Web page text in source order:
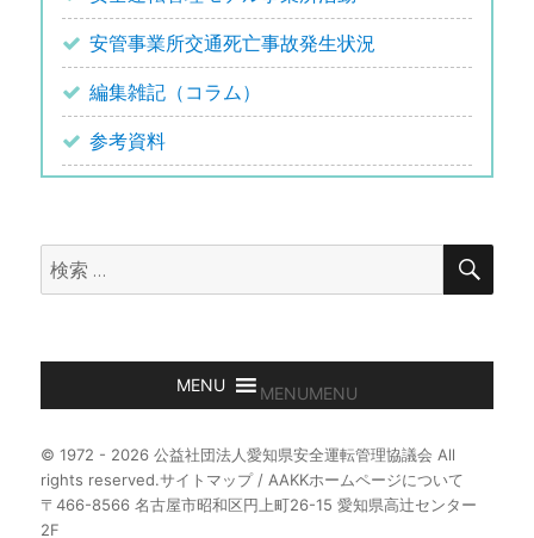
安管事業所交通死亡事故発生状況
編集雑記（コラム）
参考資料
検
索:
検
MENUMENU
© 1972 - 2026 公益社団法人愛知県安全運転管理協議会 All
rights reserved.サイトマップ/ AAKKホームページについて
〒466-8566 名古屋市昭和区円上町26-15 愛知県高辻センター
2F